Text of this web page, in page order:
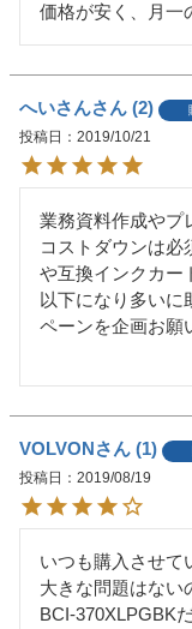
価格が安く、月一
へいさん 2
投稿日
2019/10/21
業務資料作成やプ
コストダウンは必
や互換インクカー
以下になり多いに
ペーンを企画お願
VOLVON 1
投稿日
2019/08/19
いつも購入させて
大きな問題はない
BCI-370XLPGBK